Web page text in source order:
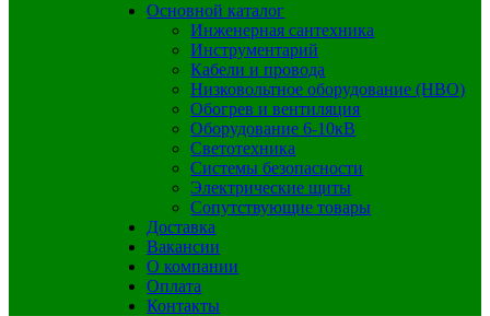
Основной каталог
Инженерная сантехника
Инструментарий
Кабели и провода
Низковольтное оборудование (НВО)
Обогрев и вентиляция
Оборудование 6-10кВ
Светотехника
Системы безопасности
Электрические щиты
Сопутствующие товары
Доставка
Вакансии
О компании
Оплата
Контакты